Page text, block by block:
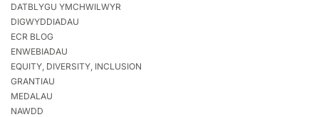
DATBLYGU YMCHWILWYR
DIGWYDDIADAU
ECR BLOG
ENWEBIADAU
EQUITY, DIVERSITY, INCLUSION
GRANTIAU
MEDALAU
NAWDD